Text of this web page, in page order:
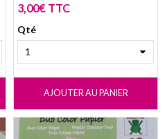
3,00€ TTC
Qté
AJOUTER AU PANIER